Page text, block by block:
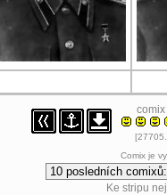
Comix je
Ke stripu